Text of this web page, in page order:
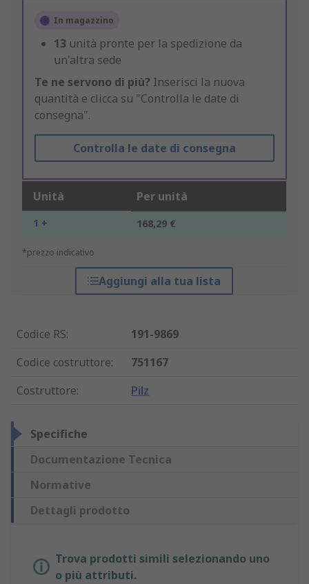
In magazzino
13 unità pronte per la spedizione da
un'altra sede
Te ne servono di più? Inserisci la nuova
quantità e clicca su "Controlla le date di
consegna".
Controlla le date di consegna
Unità Per unità
1 + 168,29 €
*prezzo indicativo
Aggiungi alla tua lista
Codice RS:
191-9869
Codice costruttore:
751167
Costruttore: Pilz
Specifiche
Documentazione Tecnica
Normative
Dettagli prodotto
Trova prodotti simili selezionando uno
o più attributi.